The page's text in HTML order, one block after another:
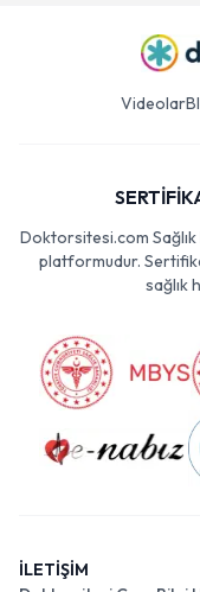
Videolar
Doktorsitesi.com Sağlık
platformudur.
sağlık
İLETİŞİM